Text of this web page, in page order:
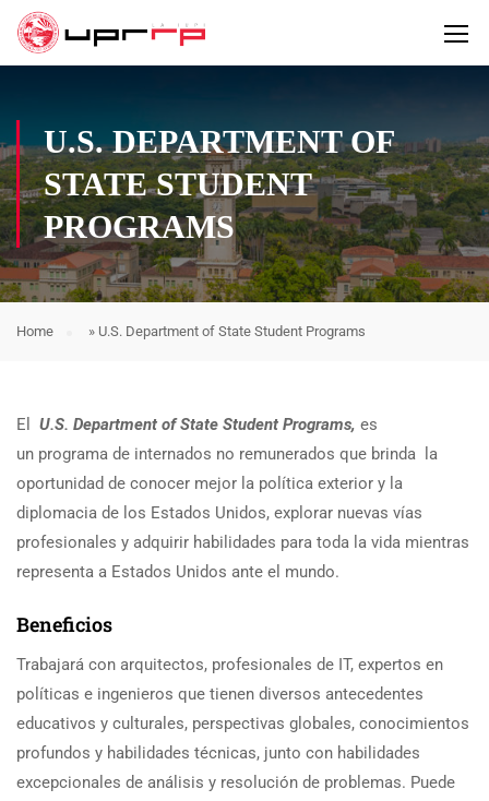
U.S. DEPARTMENT OF
STATE STUDENT
PROGRAMS
Home » U.S. Department of State Student Programs
El U.S. Department of State Student Programs, es
un programa de internados no remunerados que brinda la
oportunidad de conocer mejor la política exterior y la
diplomacia de los Estados Unidos, explorar nuevas vías
profesionales y adquirir habilidades para toda la vida mientras
representa a Estados Unidos ante el mundo.
Beneficios
Trabajará con arquitectos, profesionales de IT, expertos en
políticas e ingenieros que tienen diversos antecedentes
educativos y culturales, perspectivas globales, conocimientos
profundos y habilidades técnicas, junto con habilidades
excepcionales de análisis y resolución de problemas. Puede